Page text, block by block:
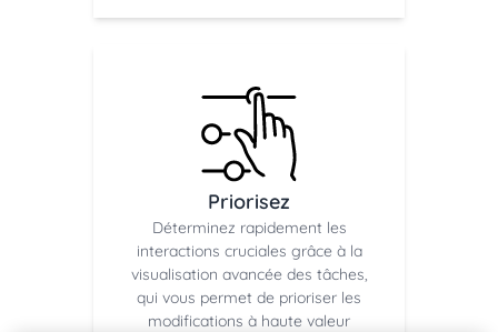
Priorisez
Déterminez rapidement les
interactions cruciales grâce à la
visualisation avancée des tâches,
qui vous permet de prioriser les
modifications à haute valeur